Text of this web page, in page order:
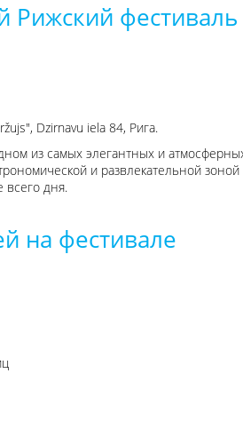
Рижский фестиваль
Dzirnavu iela 84, Рига.
из самых элегантных и
и развлекательной
всего дня.
на фестивале